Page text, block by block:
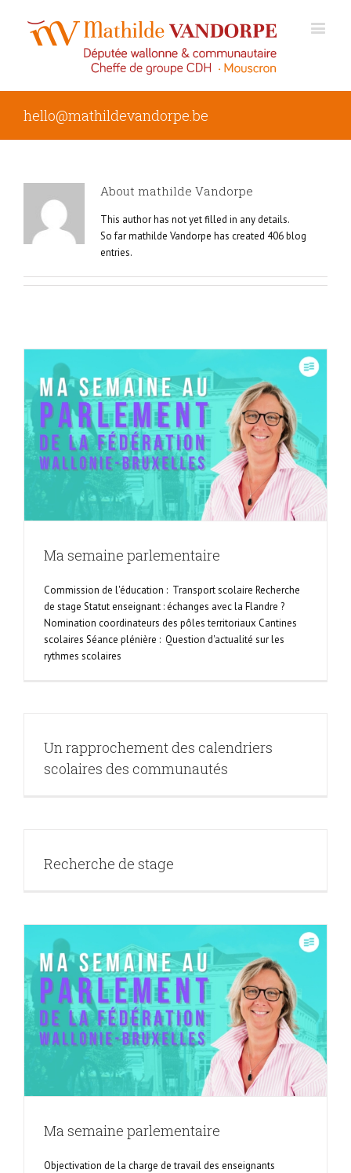
hello@mathildevandorpe.be
About mathilde Vandorpe
This author has not yet filled in any details.
So far mathilde Vandorpe has created 406 blog
entries.
Ma semaine parlementaire
Commission de l'éducation : Transport scolaire Recherche
de stage Statut enseignant : échanges avec la Flandre ?
Nomination coordinateurs des pôles territoriaux Cantines
scolaires Séance plénière : Question d'actualité sur les
rythmes scolaires
Un rapprochement des calendriers
scolaires des communautés
Recherche de stage
Ma semaine parlementaire
Objectivation de la charge de travail des enseignants